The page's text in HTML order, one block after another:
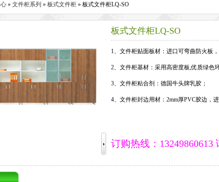
» 文件柜系列 » 板式文件柜 » 板式文件柜LQ-SO
板式文件柜LQ-SO
1、文件柜贴面板材：进口可弯曲防火板，
2、文件柜基材：采用高密度板,优质绿色
3、文件柜粘合剂：德国牛头牌乳胶；
4、文件柜封边用材：2mm厚PVC胶边，
订购热线：13249860613